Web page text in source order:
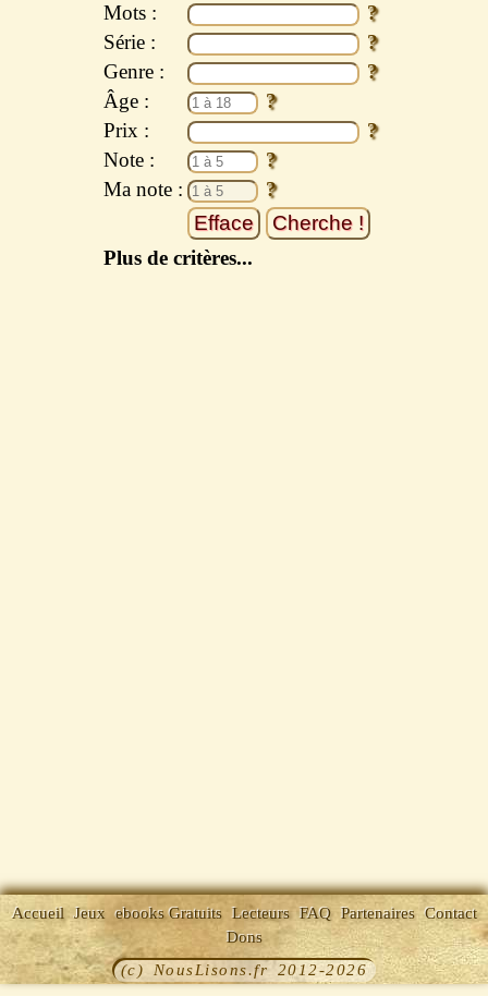
Mots :
Série :
Genre :
Âge :
Prix :
Note :
Ma note :
Plus de critères...
Accueil Jeux ebooks Gratuits Lecteurs FAQ Partenaires Contact
Dons
(c) NousLisons.fr 2012-2026